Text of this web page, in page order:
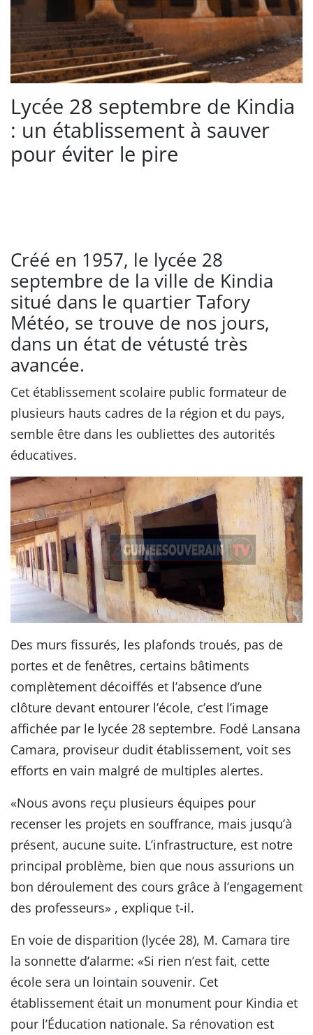
Lycée 28 septembre de Kindia
: un établissement à sauver
pour éviter le pire
Créé en 1957, le lycée 28
septembre de la ville de Kindia
situé dans le quartier Tafory
Météo, se trouve de nos jours,
dans un état de vétusté très
avancée.
Cet établissement scolaire public formateur de
plusieurs hauts cadres de la région et du pays,
semble être dans les oubliettes des autorités
éducatives.
Des murs fissurés, les plafonds troués, pas de
portes et de fenêtres, certains bâtiments
complètement décoiffés et l’absence d’une
clôture devant entourer l’école, c’est l’image
affichée par le lycée 28 septembre. Fodé Lansana
Camara, proviseur dudit établissement, voit ses
efforts en vain malgré de multiples alertes.
«Nous avons reçu plusieurs équipes pour
recenser les projets en souffrance, mais jusqu’à
présent, aucune suite. L’infrastructure, est notre
principal problème, bien que nous assurions un
bon déroulement des cours grâce à l’engagement
des professeurs» , explique t-il.
En voie de disparition (lycée 28), M. Camara tire
la sonnette d’alarme: «Si rien n’est fait, cette
école sera un lointain souvenir. Cet
établissement était un monument pour Kindia et
pour l’Éducation nationale. Sa rénovation est